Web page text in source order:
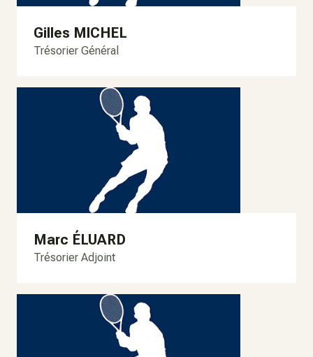
Gilles MICHEL
Trésorier Général
Marc ÉLUARD
Trésorier Adjoint